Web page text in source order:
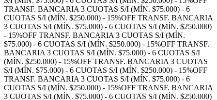
TRANSF. BANCARIA 3 CUOTAS S/I (MÍN. $75.000) - 6
CUOTAS S/I (MÍN. $250.000) - 15%OFF TRANSF. BANCARIA
3 CUOTAS S/I (MÍN. $75.000) - 6 CUOTAS S/I (MÍN. $250.000)
- 15%OFF TRANSF. BANCARIA 3 CUOTAS S/I (MÍN.
$75.000) - 6 CUOTAS S/I (MÍN. $250.000) - 15%OFF TRANSF.
BANCARIA 3 CUOTAS S/I (MÍN. $75.000) - 6 CUOTAS S/I
(MÍN. $250.000) - 15%OFF TRANSF. BANCARIA 3 CUOTAS
S/I (MÍN. $75.000) - 6 CUOTAS S/I (MÍN. $250.000) - 15%OFF
TRANSF. BANCARIA 3 CUOTAS S/I (MÍN. $75.000) - 6
CUOTAS S/I (MÍN. $250.000) - 15%OFF TRANSF. BANCARIA
3 CUOTAS S/I (MÍN. $75.000) - 6 CUOTAS S/I (MÍN. $250.000)